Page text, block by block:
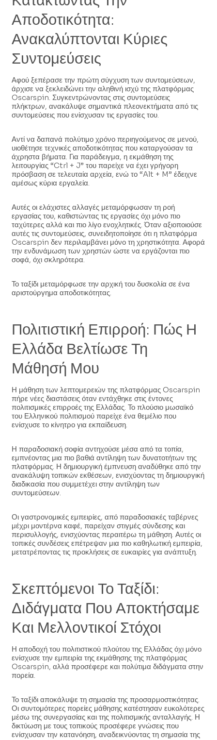
Αποδοτικότητα:
Ανακαλύπτονται Κύριες
Συντομεύσεις
Αφού ξεπέρασε την πρώτη σύγχυση των συντομεύσεων,
άρχισε να ξεκλειδώνει την αληθινή ισχύ της πλατφόρμας
Oscarspin. Συγκεντρώνοντας στις συντομεύσεις
πλήκτρων, ανακάλυψε σημαντικά πλεονεκτήματα από τις
συντομεύσεις που ενίσχυσαν τις εργασίες του.
Αντί να δαπανά πολύτιμο χρόνο περιηγούμενος σε μενού,
υιοθέτησε τεχνικές αποδοτικότητας που καταργούσαν τα
άχρηστα βήματα. Για παράδειγμα, η εκμάθηση της
λειτουργίας “Ctrl + J” του παρείχε να έχει γρήγορη
πρόσβαση σε τελευταία αρχεία, ενώ το “Alt + M” έδειχνε
αμέσως κύρια εργαλεία.
Αυτές οι ελάχιστες αλλαγές μεταμόρφωσαν τη ροή
εργασίας του, καθιστώντας τις εργασίες όχι μόνο πιο
ταχύτερες αλλά και πιο λίγο ενοχλητικές. Όταν αξιοποιούσε
αυτές τις συντομεύσεις, συνειδητοποίησε ότι η πλατφόρμα
Oscarspin δεν περιλαμβάνει μόνο τη χρηστικότητα. Αφορά
την ενδυνάμωση των χρηστών ώστε να εργάζονται πιο
σοφά, όχι σκληρότερα.
Το ταξίδι μεταμόρφωσε την αρχική του δυσκολία σε ένα
αριστούργημα αποδοτικότητας.
Πολιτιστική Επιρροή: Πώς Η
Ελλάδα Βελτίωσε Τη
Μάθησή Μου
Η μάθηση των λεπτομερειών της πλατφόρμας Oscarspin
πήρε νέες διαστάσεις όταν εντάχθηκε στις έντονες
πολιτισμικές επιρροές της Ελλάδας. Το πλούσιο μωσαϊκό
του Ελληνικού πολιτισμού παρείχε ένα θεμέλιο που
ενίσχυσε το κίνητρο για εκπαίδευση.
Η παραδοσιακή σοφία αντηχούσε μέσα από τα τοπία,
εμπνέοντας μια πιο βαθιά αντίληψη των δυνατοτήτων της
πλατφόρμας. Η δημιουργική έμπνευση αναδύθηκε από την
ανακάλυψη τοπικών εκθέσεων, ενισχύοντας τη δημιουργική
διαδικασία που συμμετέχει στην αντίληψη των
συντομεύσεων.
Οι γαστρονομικές εμπειρίες, από παραδοσιακές ταβέρνες
μέχρι μοντέρνα καφέ, παρείχαν στιγμές σύνδεσης και
περισυλλογής, ενισχύοντας περαιτέρω τη μάθηση. Αυτές οι
τοπικές συνδέσεις επέτρεψαν μια πιο καθηλωτική εμπειρία,
μετατρέποντας τις προκλήσεις σε ευκαιρίες για ανάπτυξη.
Σκεπτόμενοι Το Ταξίδι:
Διδάγματα Που Αποκτήσαμε
Και Μελλοντικοί Στόχοι
Η αποδοχή του πολιτιστικού πλούτου της Ελλάδας όχι μόνο
ενίσχυσε την εμπειρία της εκμάθησης της πλατφόρμας
Oscarspin, αλλά προσέφερε και πολύτιμα διδάγματα στην
πορεία.
Το ταξίδι αποκάλυψε τη σημασία της προσαρμοστικότητας.
Οι συντομότερες πορείες μάθησης κατέστησαν ευκολότερες
μέσω της συνεργασίας και της πολιτισμικής ανταλλαγής. Η
δικτύωση με τους τοπικούς προσέφερε γνώσεις που
ενίσχυσαν την κατανόηση, αναδεικνύοντας τη σημασία της